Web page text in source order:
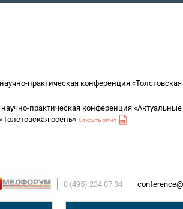
практическая конференция «Толстовская
практическая конференция
осень»
8 (495) 234 07 34